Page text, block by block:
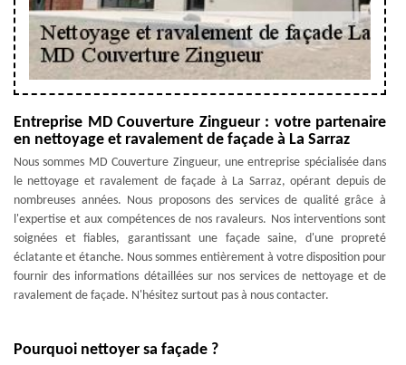
Entreprise MD Couverture Zingueur : votre partenaire
en nettoyage et ravalement de façade à La Sarraz
Nous sommes MD Couverture Zingueur, une entreprise spécialisée dans
le nettoyage et ravalement de façade à La Sarraz, opérant depuis de
nombreuses années. Nous proposons des services de qualité grâce à
l'expertise et aux compétences de nos ravaleurs. Nos interventions sont
soignées et fiables, garantissant une façade saine, d'une propreté
éclatante et étanche. Nous sommes entièrement à votre disposition pour
fournir des informations détaillées sur nos services de nettoyage et de
ravalement de façade. N'hésitez surtout pas à nous contacter.
Pourquoi nettoyer sa façade ?